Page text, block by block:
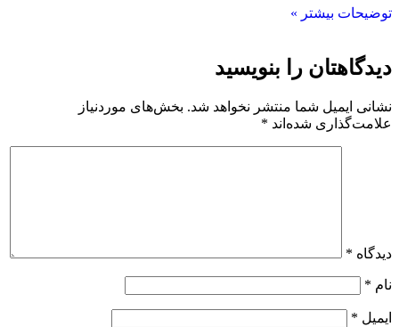
توضیحات بیشتر »
دیدگاهتان را بنویسید
نشانی ایمیل شما منتشر نخواهد شد. بخش‌های موردنیاز
علامت‌گذاری شده‌اند *
دیدگاه *
نام *
ایمیل *